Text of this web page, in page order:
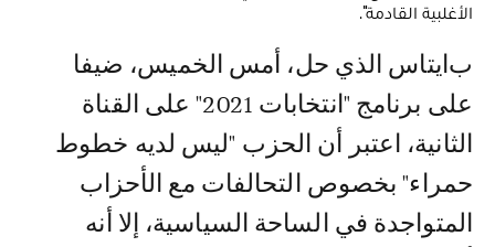
الأغلبية القادمة".
بايتاس الذي حل، أمس الخميس، ضيفا
على برنامج "انتخابات 2021" على القناة
الثانية، اعتبر أن الحزب "ليس لديه خطوط
حمراء" بخصوص التحالفات مع الأحزاب
المتواجدة في الساحة السياسية، إلا أنه